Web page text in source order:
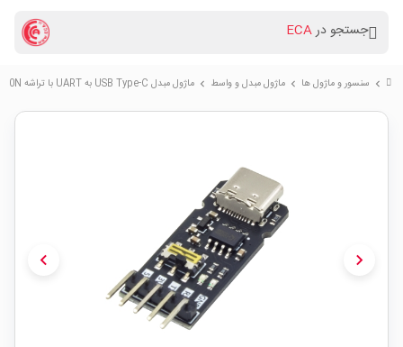
جستجو درECA
chevron_right سنسور و ماژول ها chevron_right ماژول مبدل و واسط chevron_right ماژول مبدل USB Type-C به UART با تراشه CH340N
chevron_left chevron_right